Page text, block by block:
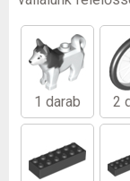
1 darab 2